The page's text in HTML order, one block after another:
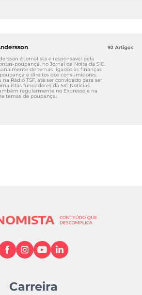
é jornalista e responsável pela
poupança, no Jornal da Noite da SIC.
de temas ligados às finanças
poupança e direitos dos consumidores.
na Rádio TSF, até ser convidado para ser
fundadores da SIC Notícias.
regularmente no Expresso e na
temas de poupança.
92 Artigos
Carreira